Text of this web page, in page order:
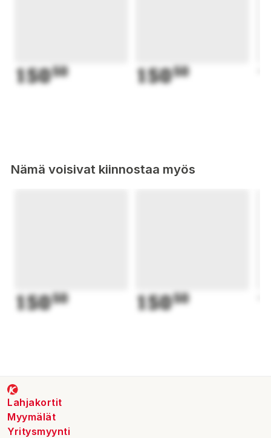
15050 15050
Nämä voisivat kiinnostaa myös
15050 15050
Lahjakortit
Myymälät
Yritysmyynti